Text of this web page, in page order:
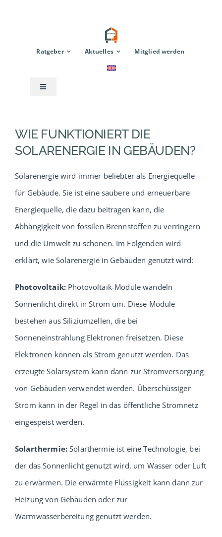
Ratgeber Aktuelles Mitglied werden
Toggle
Modulhaus
TinyHouse
Zubehör
Service
Urlaub
Probewohnen
Musterhäuser
WIE FUNKTIONIERT DIE
SOLARENERGIE IN GEBÄUDEN?
Solarenergie wird immer beliebter als Energiequelle
für Gebäude. Sie ist eine saubere und erneuerbare
Energiequelle, die dazu beitragen kann, die
Abhängigkeit von fossilen Brennstoffen zu verringern
und die Umwelt zu schonen. Im Folgenden wird
erklärt, wie Solarenergie in Gebäuden genutzt wird:
Photovoltaik:Photovoltaik-Module wandeln
Sonnenlicht direkt in Strom um. Diese Module
bestehen aus Siliziumzellen, die bei
Sonneneinstrahlung Elektronen freisetzen. Diese
Elektronen können als Strom genutzt werden. Das
erzeugte Solarsystem kann dann zur Stromversorgung
von Gebäuden verwendet werden. Überschüssiger
Strom kann in der Regel in das öffentliche Stromnetz
eingespeist werden.
Solarthermie:Solarthermie ist eine Technologie, bei
der das Sonnenlicht genutzt wird, um Wasser oder Luft
zu erwärmen. Die erwärmte Flüssigkeit kann dann zur
Heizung von Gebäuden oder zur
Warmwasserbereitung genutzt werden.